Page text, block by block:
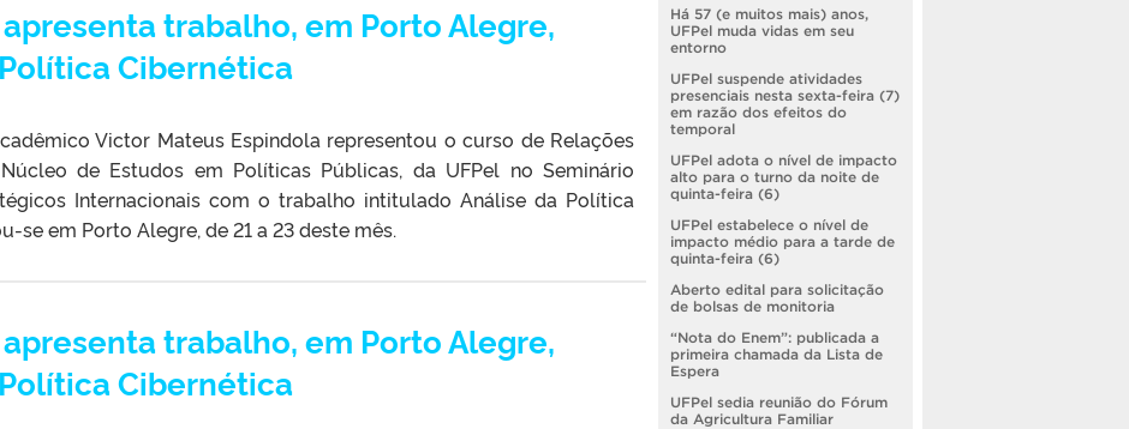
trabalho, em Porto Alegre,
Cibernética
Victor Mateus Espindola representou o curso de Relações
de Estudos em Políticas Públicas, da UFPel no Seminário
Internacionais com o trabalho intitulado Análise da Política
se em Porto Alegre, de 21 a 23 deste mês.
trabalho, em Porto Alegre,
Cibernética
Há 57 (e muitos mais) anos,
UFPel muda vidas em seu
entorno
UFPel suspende atividades
presenciais nesta sexta-feira (7)
em razão dos efeitos do
temporal
UFPel adota o nível de impacto
alto para o turno da noite de
quinta-feira (6)
UFPel estabelece o nível de
impacto médio para a tarde de
quinta-feira (6)
Aberto edital para solicitação
de bolsas de monitoria
“Nota do Enem”: publicada a
primeira chamada da Lista de
Espera
UFPel sedia reunião do Fórum
da Agricultura Familiar